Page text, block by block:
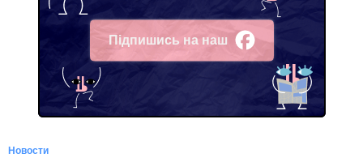
Підпишись на наш
Facebook
Новости